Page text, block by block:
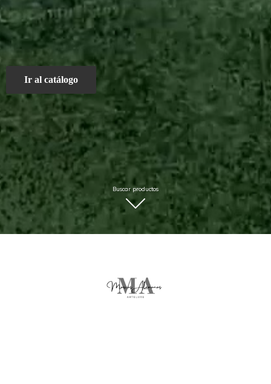
Ir al catálogo
Buscar productos